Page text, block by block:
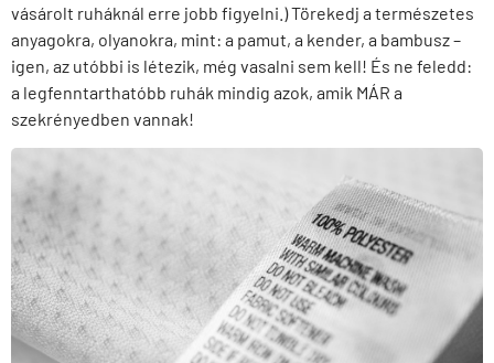
vásárolt ruháknál erre jobb figyelni.) Törekedj a természetes
anyagokra, olyanokra, mint: a pamut, a kender, a bambusz –
igen, az utóbbi is létezik, még vasalni sem kell! És ne feledd:
a legfenntarthatóbb ruhák mindig azok, amik MÁR a
szekrényedben vannak!